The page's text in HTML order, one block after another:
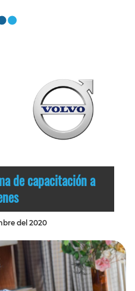
de capacitación a
del 2020